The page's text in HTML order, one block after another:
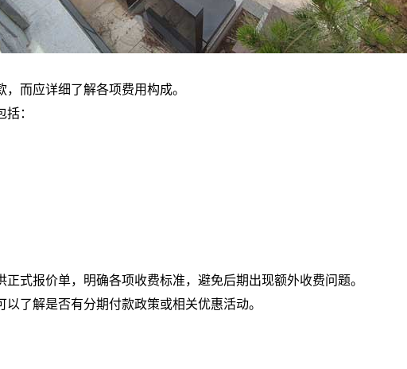
而应详细了解各项费用构成。
：
式报价单，明确各项收费标准，避免后期出现额外收费问题。
了解是否有分期付款政策或相关优惠活动。